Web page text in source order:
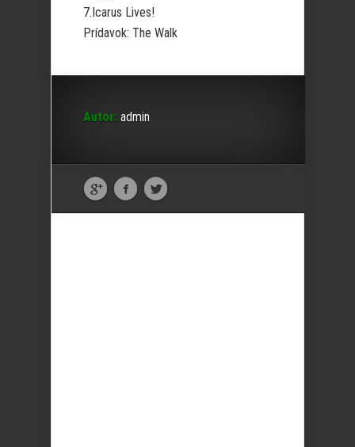
7.Icarus Lives!
Prídavok: The Walk
Autor: admin